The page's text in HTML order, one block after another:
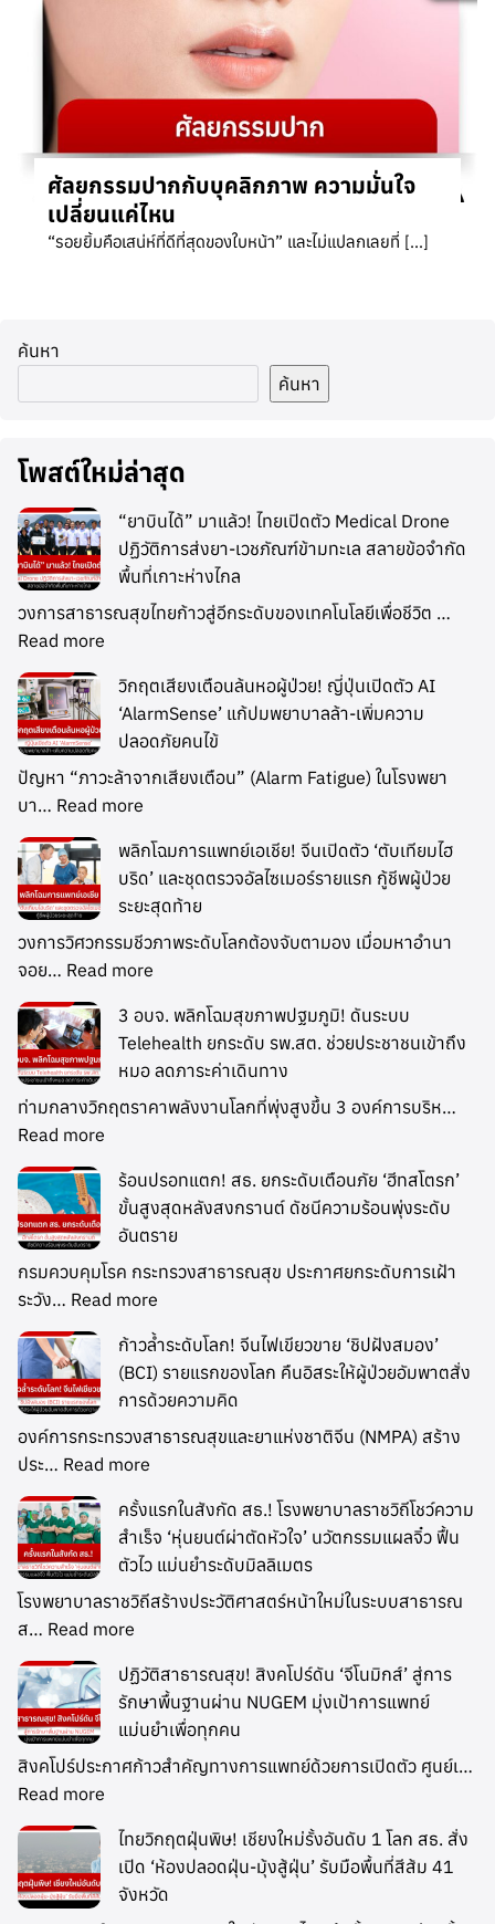
ศัลยกรรมปากกับบุคลิกภาพ ความมั่นใจ
เปลี่ยนแค่ไหน
“รอยยิ้มคือเสน่ห์ที่ดีที่สุดของใบหน้า” และไม่แปลกเลยที่ […]
ค้นหา
ค้นหา
โพสต์ใหม่ล่าสุด
“ยาบินได้” มาแล้ว! ไทยเปิดตัว Medical Drone
ปฏิวัติการส่งยา-เวชภัณฑ์ข้ามทะเล สลายข้อจำกัด
พื้นที่เกาะห่างไกล
วงการสาธารณสุขไทยก้าวสู่อีกระดับของเทคโนโลยีเพื่อชีวิต …
Read more
วิกฤตเสียงเตือนล้นหอผู้ป่วย! ญี่ปุ่นเปิดตัว AI
‘AlarmSense’ แก้ปมพยาบาลล้า-เพิ่มความ
ปลอดภัยคนไข้
ปัญหา “ภาวะล้าจากเสียงเตือน” (Alarm Fatigue) ในโรงพยา
บา… Read more
พลิกโฉมการแพทย์เอเชีย! จีนเปิดตัว ‘ตับเทียมไฮ
บริด’ และชุดตรวจอัลไซเมอร์รายแรก กู้ชีพผู้ป่วย
ระยะสุดท้าย
วงการวิศวกรรมชีวภาพระดับโลกต้องจับตามอง เมื่อมหาอำนา
จอย… Read more
3 อบจ. พลิกโฉมสุขภาพปฐมภูมิ! ดันระบบ
Telehealth ยกระดับ รพ.สต. ช่วยประชาชนเข้าถึง
หมอ ลดภาระค่าเดินทาง
ท่ามกลางวิกฤตราคาพลังงานโลกที่พุ่งสูงขึ้น 3 องค์การบริห…
Read more
ร้อนปรอทแตก! สธ. ยกระดับเตือนภัย ‘ฮีทสโตรก’
ขั้นสูงสุดหลังสงกรานต์ ดัชนีความร้อนพุ่งระดับ
อันตราย
กรมควบคุมโรค กระทรวงสาธารณสุข ประกาศยกระดับการเฝ้า
ระวัง… Read more
ก้าวล้ำระดับโลก! จีนไฟเขียวขาย ‘ชิปฝังสมอง’
(BCI) รายแรกของโลก คืนอิสระให้ผู้ป่วยอัมพาตสั่ง
การด้วยความคิด
องค์การกระทรวงสาธารณสุขและยาแห่งชาติจีน (NMPA) สร้าง
ประ… Read more
ครั้งแรกในสังกัด สธ.! โรงพยาบาลราชวิถีโชว์ความ
สำเร็จ ‘หุ่นยนต์ผ่าตัดหัวใจ’ นวัตกรรมแผลจิ๋ว ฟื้น
ตัวไว แม่นยำระดับมิลลิเมตร
โรงพยาบาลราชวิถีสร้างประวัติศาสตร์หน้าใหม่ในระบบสาธารณ
ส… Read more
ปฏิวัติสาธารณสุข! สิงคโปร์ดัน ‘จีโนมิกส์’ สู่การ
รักษาพื้นฐานผ่าน NUGEM มุ่งเป้าการแพทย์
แม่นยำเพื่อทุกคน
สิงคโปร์ประกาศก้าวสำคัญทางการแพทย์ด้วยการเปิดตัว ศูนย์เ…
Read more
ไทยวิกฤตฝุ่นพิษ! เชียงใหม่รั้งอันดับ 1 โลก สธ. สั่ง
เปิด ‘ห้องปลอดฝุ่น-มุ้งสู้ฝุ่น’ รับมือพื้นที่สีส้ม 41
จังหวัด